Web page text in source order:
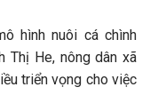
hình nuôi cá chình
Thị He, nông dân xã
triển vọng cho việc